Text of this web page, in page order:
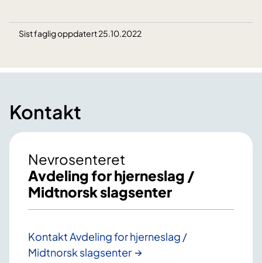
Sist faglig oppdatert 25.10.2022
Kontakt
Nevrosenteret
Avdeling for hjerneslag /
Midtnorsk slagsenter
Kontakt Avdeling for hjerneslag /
Midtnorsk slagsenter